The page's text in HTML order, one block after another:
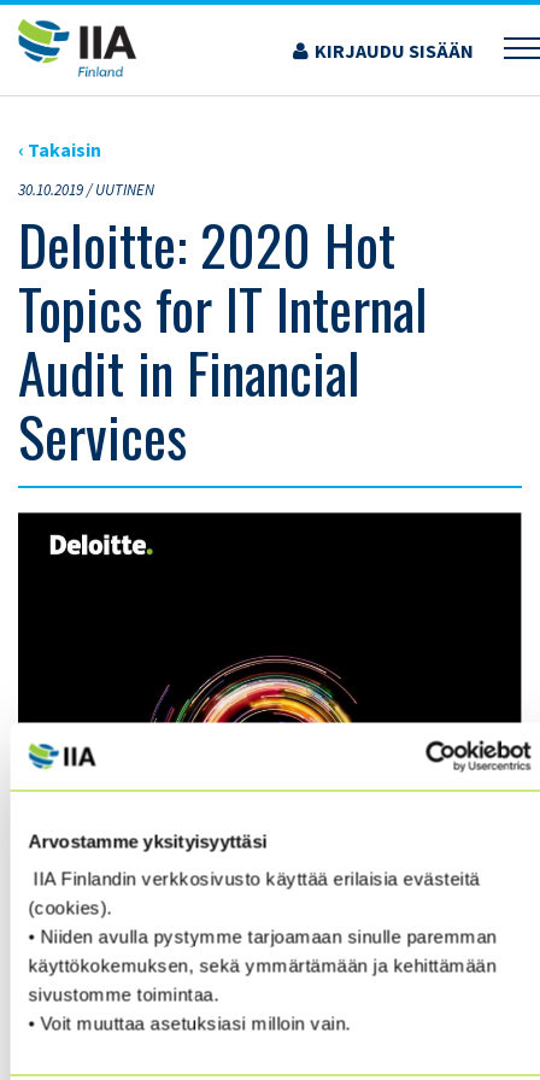
Arvostamme yksityisyyttäsi
IIA Finlandin verkkosivusto käyttää erilaisia evästeitä
(cookies).
• Niiden avulla pystymme tarjoamaan sinulle paremman
käyttökokemuksen, sekä ymmärtämään ja kehittämään
sivustomme toimintaa.
• Voit muuttaa asetuksiasi milloin vain.
Siirry
sisältöön
KIRJAUDU SISÄÄN
›ARTIKKELIT›DELOITTE: 2020 HOT TOPICS FOR IT INTERNAL AUDIT IN
FINANCIAL SERVICES
‹ Takaisin
30.10.2019 /UUTINEN
Deloitte: 2020 Hot
Topics for IT Internal
Audit in Financial
Services